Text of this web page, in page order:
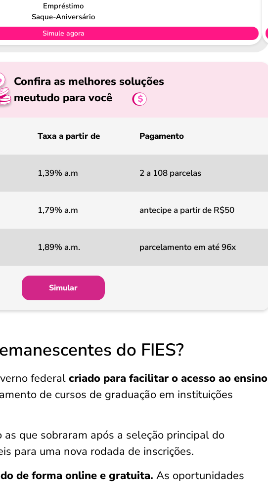
Empréstimo
Saque-Aniversário
Simule agora
Confira as melhores soluções
meutudo para você
Taxa a partir de Pagamento
1,39% a.m 2 a 108 parcelas
1,79% a.m antecipe a partir de R$50
1,89% a.m. parcelamento em até 96x
Simular
do FIES?
federal criado para facilitar o acesso ao ensino
de cursos de graduação em instituições
que sobraram após a seleção principal do
para uma nova rodada de inscrições.
de forma online e gratuita. As oportunidades